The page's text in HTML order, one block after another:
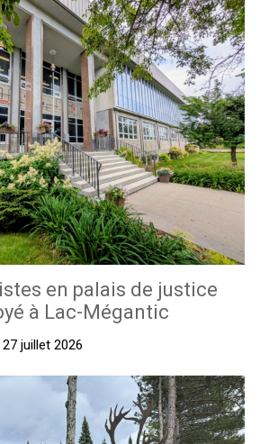
en palais de justice
à Lac-Mégantic
juillet 2026